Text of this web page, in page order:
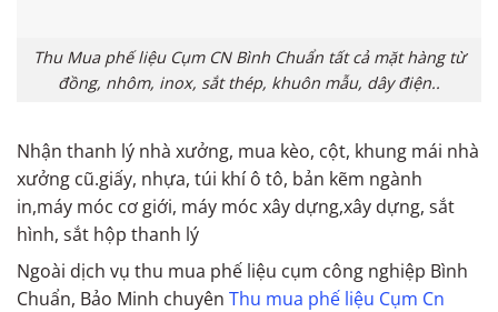
Thu Mua phế liệu Cụm CN Bình Chuẩn tất cả mặt hàng từ
đồng, nhôm, inox, sắt thép, khuôn mẫu, dây điện..
Nhận thanh lý nhà xưởng, mua kèo, cột, khung mái nhà
xưởng cũ.giấy, nhựa, túi khí ô tô, bản kẽm ngành
in,máy móc cơ giới, máy móc xây dựng,xây dựng, sắt
hình, sắt hộp thanh lý
Ngoài dịch vụ thu mua phế liệu cụm công nghiệp Bình
Chuẩn, Bảo Minh chuyên Thu mua phế liệu Cụm Cn